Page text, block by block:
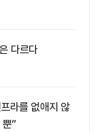
다르다
라를 없애지 않
뿐”